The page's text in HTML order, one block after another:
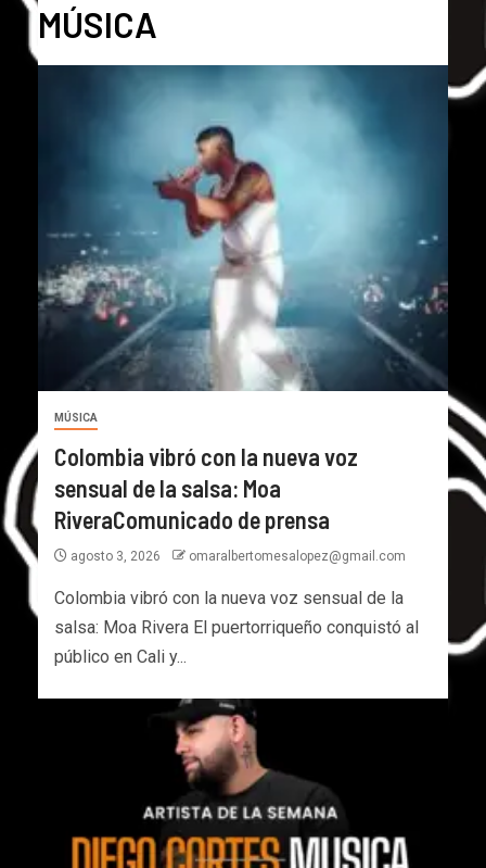
MÚSICA
MÚSICA
Colombia vibró con la nueva voz
sensual de la salsa: Moa
RiveraComunicado de prensa
agosto 3, 2026 omaralbertomesalopez@gmail.com
Colombia vibró con la nueva voz sensual de la
salsa: Moa Rivera El puertorriqueño conquistó al
público en Cali y...